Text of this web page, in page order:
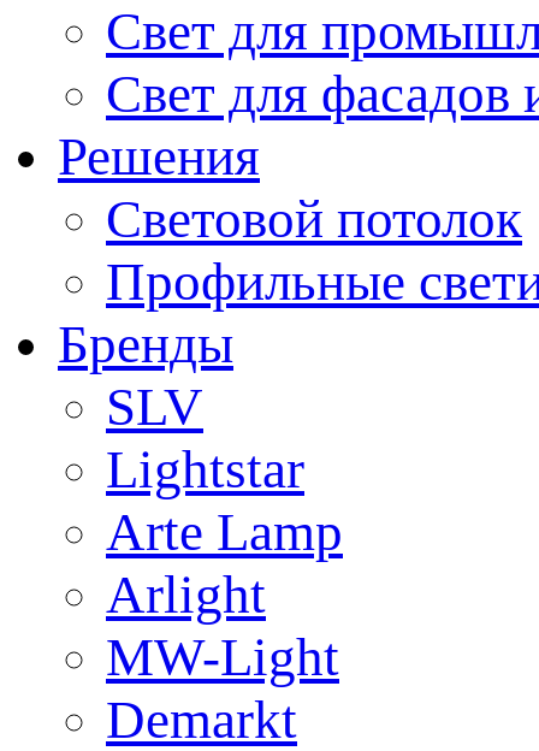
Свет для
Свет для фасадов
Решения
Световой потолок
Профильные
Бренды
SLV
Lightstar
Arte Lamp
Arlight
MW-Light
Demarkt